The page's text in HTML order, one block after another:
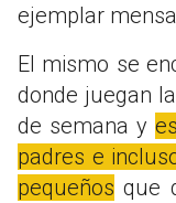
ejemplar
El mismo se
donde juegan
de semana y
padres e
pequeños que